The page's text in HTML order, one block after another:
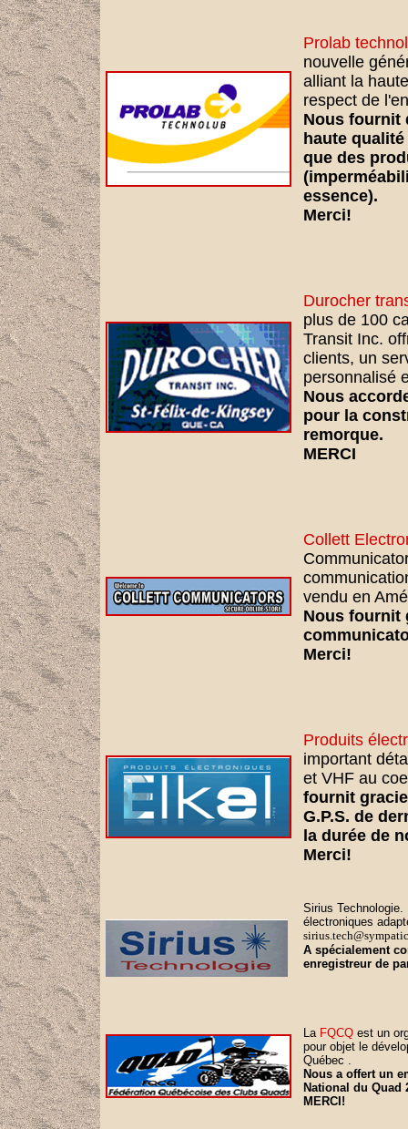
Prolab
nouvelle
alliant la
respect de
Nous fournit
haute
que des
essence).
Merci!
Durocher
plus de 100
Transit Inc.
clients, un
personnalisé
Nous
pour la
remorque.
MERCI
Collett
vendu en
Nous fournit
Merci!
Produits
important
et VHF au
fournit
G.P.S. de
la durée de
Merci!
Sirius
électroniques
A spécialement
enregistreur de
La FQCQ est un
pour objet le
Québec .
Nous a offert un
National du Quad
MERCI!